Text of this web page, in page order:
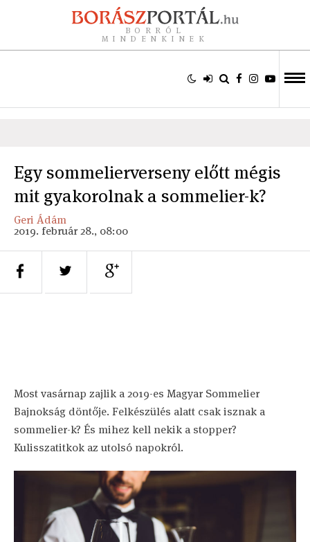
BORRÓL
MINDENKINEK
Egy sommelierverseny előtt mégis
mit gyakorolnak a sommelier-k?
Geri Ádám
2019. február 28., 08:00
Most vasárnap zajlik a 2019-es Magyar Sommelier
Bajnokság döntője. Felkészülés alatt csak isznak a
sommelier-k? És mihez kell nekik a stopper?
Kulisszatitkok az utolsó napokról.